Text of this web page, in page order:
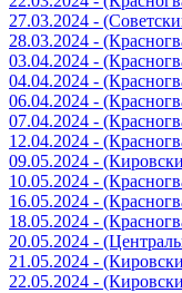
27.03.2024 -
28.03.2024 -
03.04.2024 -
04.04.2024 -
06.04.2024 -
07.04.2024 -
12.04.2024 -
09.05.2024 -
10.05.2024 -
16.05.2024 -
18.05.2024 -
20.05.2024 -
21.05.2024 -
22.05.2024 -